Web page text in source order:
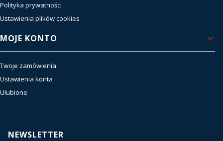
Polityka prywatności
Ustawienia plików cookies
MOJE KONTO
Twoje zamówienia
Ustawienia konta
Ulubione
NEWSLETTER